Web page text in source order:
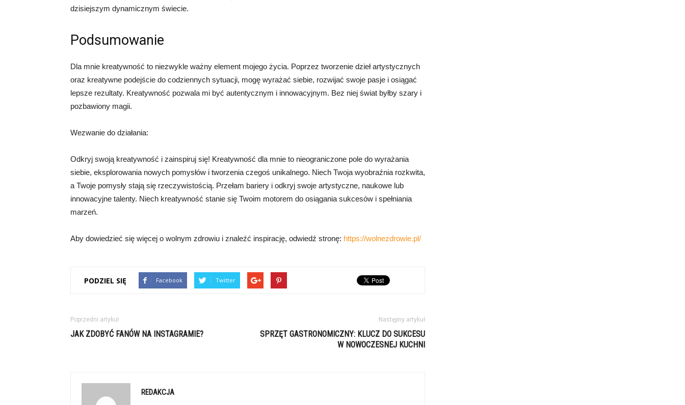
dzisiejszym dynamicznym świecie.
Podsumowanie
Dla mnie kreatywność to niezwykle ważny element mojego życia. Poprzez tworzenie dzieł artystycznych
oraz kreatywne podejście do codziennych sytuacji, mogę wyrażać siebie, rozwijać swoje pasje i osiągać
lepsze rezultaty. Kreatywność pozwala mi być autentycznym i innowacyjnym. Bez niej świat byłby szary i
pozbawiony magii.
Wezwanie do działania:
Odkryj swoją kreatywność i zainspiruj się! Kreatywność dla mnie to nieograniczone pole do wyrażania
siebie, eksplorowania nowych pomysłów i tworzenia czegoś unikalnego. Niech Twoja wyobraźnia rozkwita,
a Twoje pomysły stają się rzeczywistością. Przełam bariery i odkryj swoje artystyczne, naukowe lub
innowacyjne talenty. Niech kreatywność stanie się Twoim motorem do osiągania sukcesów i spełniania
marzeń.
Aby dowiedzieć się więcej o wolnym zdrowiu i znaleźć inspirację, odwiedź stronę: https://wolnezdrowie.pl/
PODZIEL SIĘ Facebook Twitter
Poprzedni artykuł
JAK ZDOBYĆ FANÓW NA INSTAGRAMIE?
Następny artykuł
SPRZĘT GASTRONOMICZNY: KLUCZ DO SUKCESU
W NOWOCZESNEJ KUCHNI
REDAKCJA